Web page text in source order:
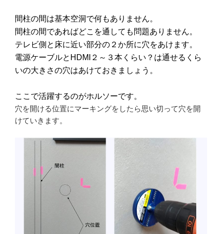
間柱の間は基本空洞で何もありません。
間柱の間であればどこを通しても問題ありません。
テレビ側と床に近い部分の２か所に穴をあけます。
電源ケーブルと HDMI ２～３本くらい？は通せるくら
いの大きさの穴はあけておきましょう。
ここで活躍するのがホルソーです。
穴を開ける位置にマーキングをしたら思い切って穴を開
けていきます。